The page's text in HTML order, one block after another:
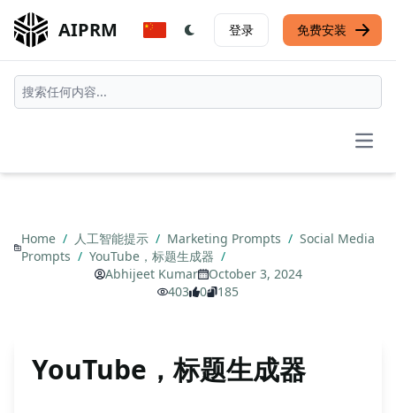
AIPRM 登录 免费安装
Home / 人工智能提示 / Marketing Prompts / Social Media
Prompts / YouTube，标题生成器 /
Abhijeet Kumar
October 3, 2024
403
0 185
YouTube，标题生成器